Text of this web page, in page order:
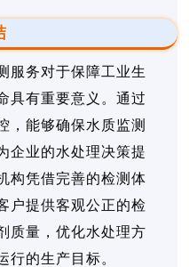
服务对于保障工业生
具有重要意义。通过
，能够确保水质监测
企业的水处理决策提
构凭借完善的检测体
户提供客观公正的检
质量，优化水处理方
行的生产目标。